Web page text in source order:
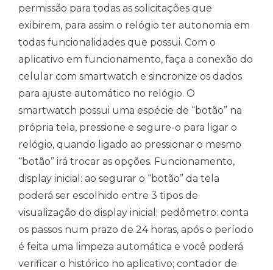
permissão para todas as solicitações que
exibirem, para assim o relógio ter autonomia em
todas funcionalidades que possui. Com o
aplicativo em funcionamento, faça a conexão do
celular com smartwatch e sincronize os dados
para ajuste automático no relógio. O
smartwatch possui uma espécie de “botão” na
própria tela, pressione e segure-o para ligar o
relógio, quando ligado ao pressionar o mesmo
“botão” irá trocar as opções. Funcionamento,
display inicial: ao segurar o “botão” da tela
poderá ser escolhido entre 3 tipos de
visualização do display inicial; pedômetro: conta
os passos num prazo de 24 horas, após o período
é feita uma limpeza automática e você poderá
verificar o histórico no aplicativo; contador de